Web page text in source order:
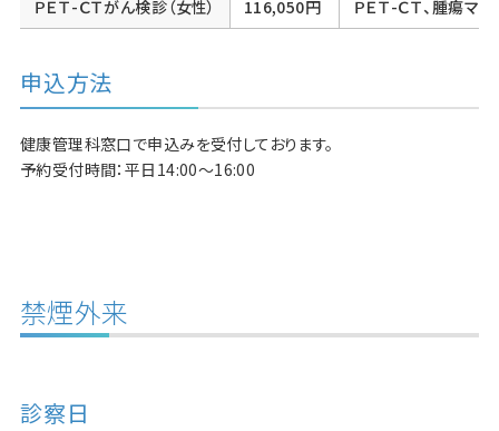
ＰＥＴ-ＣＴがん検診（女性） 116,050円 ＰＥＴ-ＣＴ、腫瘍マ
申込方法
健康管理科窓口で申込みを受付しております。
予約受付時間：平日14:00～16:00
禁煙外来
診察日